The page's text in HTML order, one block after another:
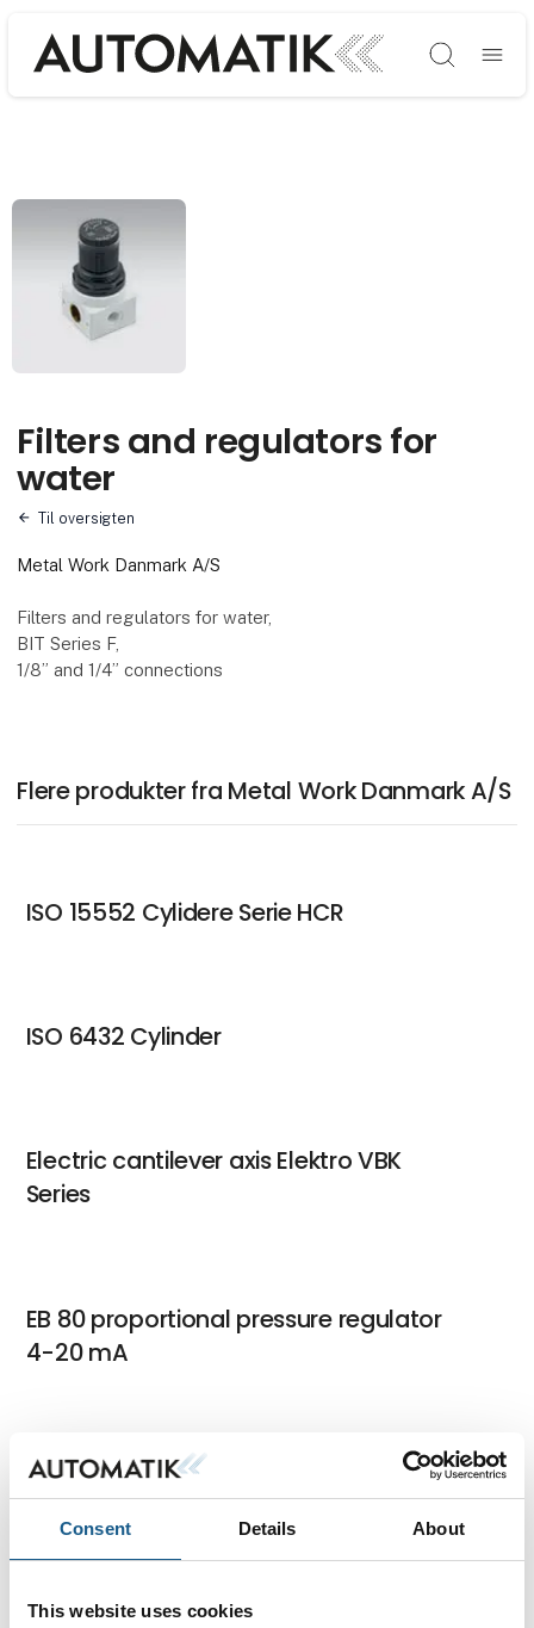
Consent Details About
This website uses cookies
Søg
Filters and regulators for
water
Til oversigten
Metal Work Danmark A/S
Filters and regulators for water,
BIT Series F,
1/8” and 1/4” connections
Flere produkter fra Metal Work Danmark A/S
ISO 15552 Cylidere Serie HCR
ISO 6432 Cylinder
Electric cantilever axis Elektro VBK
Series
EB 80 proportional pressure regulator
4-20 mA
e.direct drive for direct current motors
Electric Slide Series ELEKTRO CS